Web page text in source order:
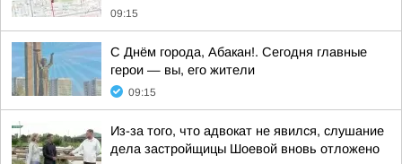
09:15
С Днём города, Абакан!. Сегодня главные
герои — вы, его жители
09:15
Из-за того, что адвокат не явился, слушание
дела застройщицы Шоевой вновь отложено